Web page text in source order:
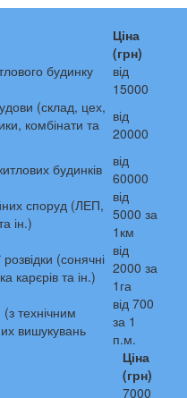
Ціна
(грн)
будинку
від
15000
(склад, цех,
комбінати та
від
20000
будинків
від
60000
споруд (ЛЕП,
ін.)
від
5000 за
1км
(сонячні
карєрів та ін.)
від
2000 за
1га
технічним
вишукувань
від 700
за 1
п.м.
Ціна
(грн)
7000